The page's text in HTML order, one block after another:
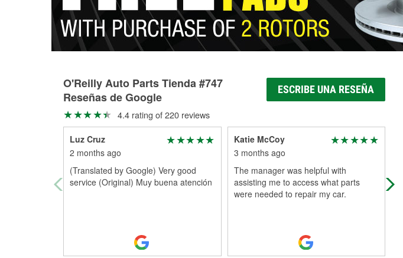
O'Reilly Auto Parts Tienda #747
Reseñas de Google
ESCRIBE UNA RESEÑA
4.4 rating of 220 reviews
Luz Cruz
2 months ago
(Translated by Google) Very good
service (Original) Muy buena atención
Katie McCoy
3 months ago
The manager was helpful with
assisting me to access what parts
were needed to repair my car.